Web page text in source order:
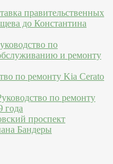
правительственных
до Константина
по
и ремонту
по ремонту Kia Cerato
по ремонту
года
проспект
Бандеры